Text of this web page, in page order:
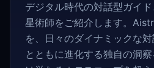
デジタル時代の対話型ガイ
星術師をご紹介します。
を、日々のダイナミックな
とともに進化する独自の洞